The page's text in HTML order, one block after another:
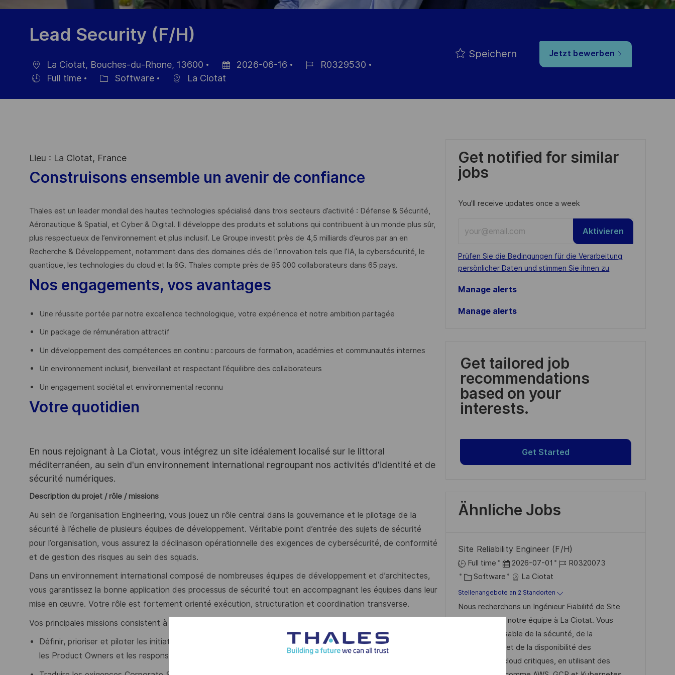
Lead Security (F/H)
Ort
La Ciotat, Bouches-du-Rhone, 13600
Datum
Veröffentlichung
2026-06-16
R0329530
Full time
Software La Ciotat
Speichern Jetzt bewerben
Lieu : La Ciotat, France
Construisons ensemble un avenir de confiance
Thales est un leader mondial des hautes technologies spécialisé dans trois secteurs d’activité : Défense & Sécurité,
Aéronautique & Spatial, et Cyber & Digital. Il développe des produits et solutions qui contribuent à un monde plus sûr,
plus respectueux de l’environnement et plus inclusif. Le Groupe investit près de 4,5 milliards d’euros par an en
Recherche & Développement, notamment dans des domaines clés de l’innovation tels que l’IA, la cybersécurité, le
quantique, les technologies du cloud et la 6G. Thales compte près de 85 000 collaborateurs dans 65 pays. ​
Nos engagements, vos avantages
Une réussite portée par notre excellence technologique, votre expérience et notre ambition partagée
Un package de rémunération attractif
Un développement des compétences en continu : parcours de formation, académies et communautés internes
Un environnement inclusif, bienveillant et respectant l’équilibre des collaborateurs
Un engagement sociétal et environnemental reconnu
Votre quotidien
En nous rejoignant à La Ciotat, vous intégrez un site idéalement localisé sur le littoral
méditerranéen, au sein d'un environnement international regroupant nos activités d'identité et de
sécurité numériques.
Description du projet / rôle / missions
Au sein de l’organisation Engineering, vous jouez un rôle central dans la gouvernance et le pilotage de la
sécurité à l’échelle de plusieurs équipes de développement. Véritable point d’entrée des sujets de sécurité
pour l’organisation, vous assurez la déclinaison opérationnelle des exigences de cybersécurité, de conformité
et de gestion des risques au sein des squads.
Dans un environnement international composé de nombreuses équipes de développement et d’architectes,
vous garantissez la bonne application des processus de sécurité tout en accompagnant les équipes dans leur
mise en œuvre. Votre rôle est fortement orienté exécution, structuration et coordination transverse.
Vos principales missions consistent à :
Définir, prioriser et piloter les initiatives de sécurité au sein des équipes Engineering en coordination avec
les Product Owners et les responsables techniques.
Get notified for similar
jobs
You'll receive updates once a week
Email
address
(Required)
Required
Prüfen Sie die Bedingungen für die Verarbeitung
persönlicher Daten und stimmen Sie ihnen zu
Aktivieren
Manage alerts
Manage alerts
Get tailored job
recommendations
based on your
interests.
Get Started
Ähnliche Jobs
Site Reliability Engineer (F/H)
Full time
D
a
t
u
m
d
V
2026-07-01
J
b
-
I
D
R0320073
K
a
t
e
Software La Ciotat
Stellenangebote an 2 Standorten
Nous recherchons un Ingénieur Fiabilité de Site
pour rejoindre notre équipe à La Ciotat. Vous
serez responsable de la sécurité, de la
performance et de la disponibilité des
plateformes cloud critiques, en utilisant des